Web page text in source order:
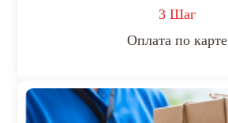
3 Шаг
Оплата по карте